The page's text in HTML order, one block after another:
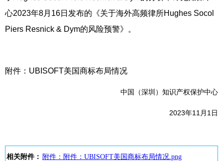
心2023年8月16日发布的《关于海外高频律所Hughes Socol
Piers Resnick & Dym的风险预警》。
附件：UBISOFT美国商标布局情况
中国（深圳）知识产权保护中心
2023年11月1日
相关附件： 附件：附件：UBISOFT美国商标布局情况.png